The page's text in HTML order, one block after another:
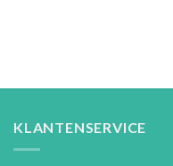
KLANTENSERVICE